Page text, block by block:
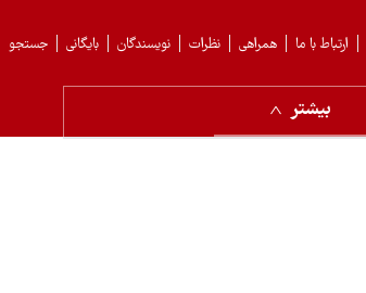
جستجو بایگانی نویسندگان نظرات همراهی ارتباط با ما
بیشتر